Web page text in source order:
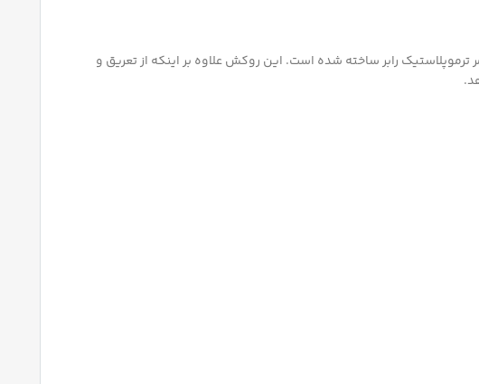
رابر ساخته شده است. این روکش علاوه بر اینکه از تعریق و